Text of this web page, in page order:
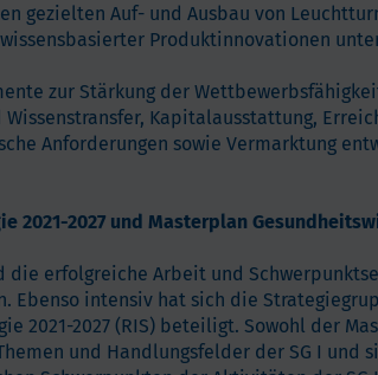
gezielten Auf- und Ausbau von
Produktinnovationen
zur Stärkung der
Kapitalausstattung,
Anforderungen sowie Vermarktung
2021-2027 und Masterplan
die erfolgreiche Arbeit und
Ebenso intensiv hat sich die
2021-2027 (RIS) beteiligt. Sowohl der
und Handlungsfelder der SG I und